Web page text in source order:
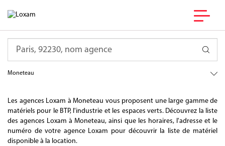
Moneteau
Les agences Loxam à Moneteau vous proposent une large gamme de
matériels pour le BTP, l'industrie et les espaces verts. Découvrez la liste
des agences Loxam à Moneteau, ainsi que les horaires, l'adresse et le
numéro de votre agence Loxam pour découvrir la liste de matériel
disponible à la location.